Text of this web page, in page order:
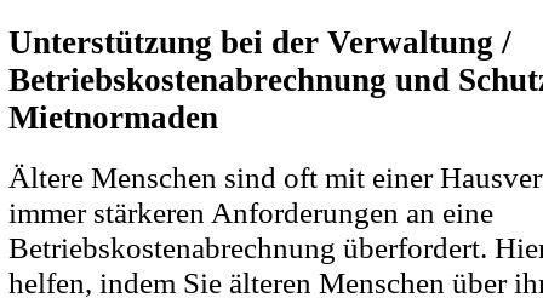
Unterstützung bei der Verwaltung /
Betriebskostenabrechnung und
Mietnormaden
Ältere Menschen sind oft mit einer
immer stärkeren Anforderungen an eine
Betriebskostenabrechnung überfordert.
helfen, indem Sie älteren Menschen über